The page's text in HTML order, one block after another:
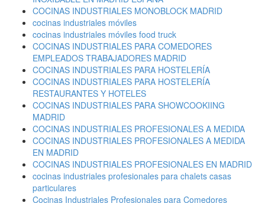
COCINAS INDUSTRIALES MONOBLOCK MADRID
cocinas industriales móviles
cocinas industriales móviles food truck
COCINAS INDUSTRIALES PARA COMEDORES
EMPLEADOS TRABAJADORES MADRID
COCINAS INDUSTRIALES PARA HOSTELERÍA
COCINAS INDUSTRIALES PARA HOSTELERÍA
RESTAURANTES Y HOTELES
COCINAS INDUSTRIALES PARA SHOWCOOKIING
MADRID
COCINAS INDUSTRIALES PROFESIONALES A MEDIDA
COCINAS INDUSTRIALES PROFESIONALES A MEDIDA
EN MADRID
COCINAS INDUSTRIALES PROFESIONALES EN MADRID
cocinas industriales profesionales para chalets casas
particulares
Cocinas Industriales Profesionales para Comedores